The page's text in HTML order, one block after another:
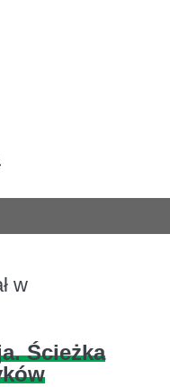
w
Ścieżka